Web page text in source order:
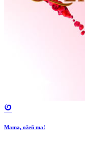
Mama, ožeň ma!